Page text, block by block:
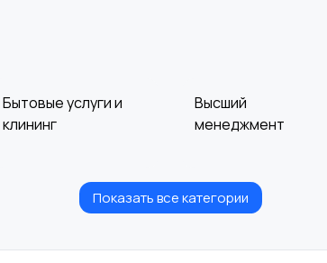
Бытовые услуги и
клининг
Высший
менеджмент
Информационные
Искусство и
Показать все категории